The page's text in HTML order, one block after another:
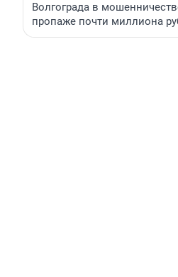
Волгограда в
пропаже почти миллиона